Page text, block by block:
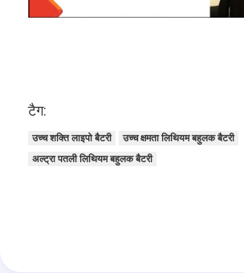
टैग:
उच्च शक्ति लाइपो बैटरी
उच्च क्षमता लिथियम बहुलक बैटरी
अल्ट्रा पतली लिथियम बहुलक बैटरी